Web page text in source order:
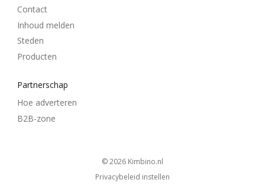
Contact
Inhoud melden
Steden
Producten
Partnerschap
Hoe adverteren
B2B-zone
© 2026
kimbino.nl
Privacybeleid instellen